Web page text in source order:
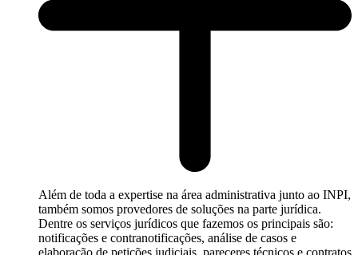
Além de toda a expertise na área administrativa junto ao INPI,
também somos provedores de soluções na parte jurídica.
Dentre os serviços jurídicos que fazemos os principais são:
notificações e contranotificações, análise de casos e